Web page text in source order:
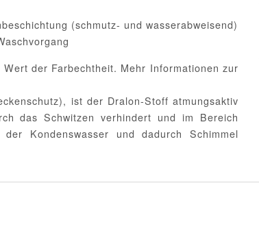
(schmutz- und wasserabweisend)
der Farbechtheit. Mehr Informationen zur
ist der Dralon-Stoff atmungsaktiv
das Schwitzen verhindert und im Bereich
Kondenswasser und dadurch Schimmel